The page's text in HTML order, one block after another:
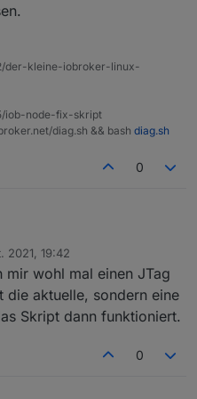
der-kleine-iobroker-linux-
iob-node-fix-skript
diag.sh && bash diag.sh
0
auch einer der Gründe,
zugelegt habe. Hatte keine
Klimmzüge machen zu
2021, 19:42
mir wohl mal einen JTag
die aktuelle, sondern eine
Skript dann funktioniert.
0